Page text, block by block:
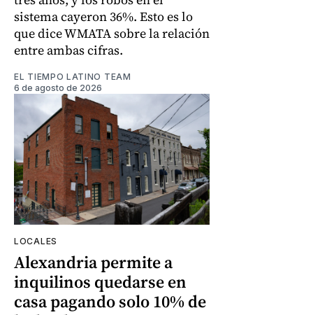
sistema cayeron 36%. Esto es lo
que dice WMATA sobre la relación
entre ambas cifras.
EL TIEMPO LATINO TEAM
6 de agosto de 2026
LOCALES
Alexandria permite a
inquilinos quedarse en
casa pagando solo 10% de